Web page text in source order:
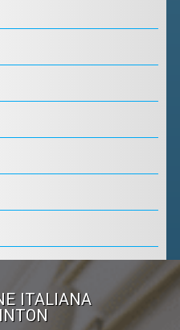
ITALIANA